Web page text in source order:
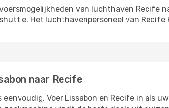
van luchthaven Recife
Het luchthavenpersoneel van
naar Recife
eenvoudig. Voer Lissabon en Recife in als